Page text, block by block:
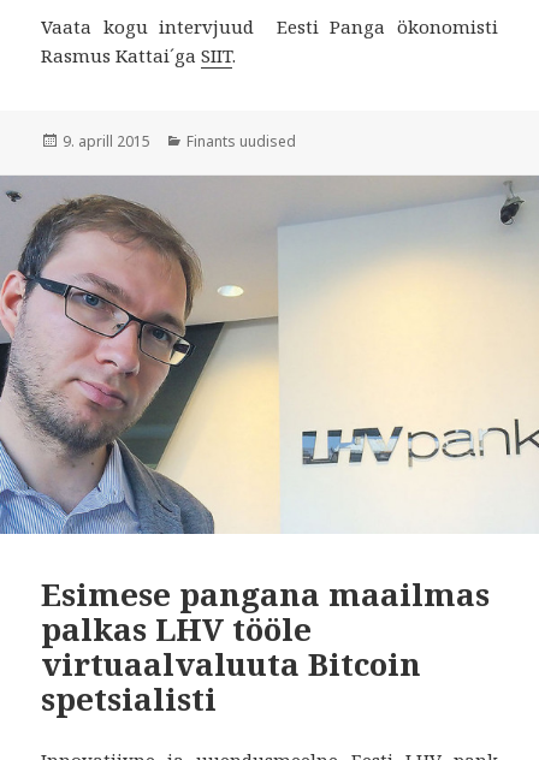
Vaata kogu intervjuud Eesti Panga ökonomisti
Rasmus Kattai´gaSIIT.
Postitatud
9. aprill 2015 Rubriigid
Finants uudised
Esimese pangana maailmas
palkas LHV tööle
virtuaalvaluuta Bitcoin
spetsialisti